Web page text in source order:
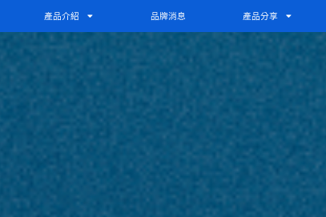
產品介紹 品牌消息 產品分享